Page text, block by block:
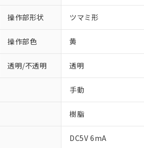
操作部形状 ツマミ形
操作部色 黄
透明/不透明 透明
手動
樹脂
DC5V 6mA